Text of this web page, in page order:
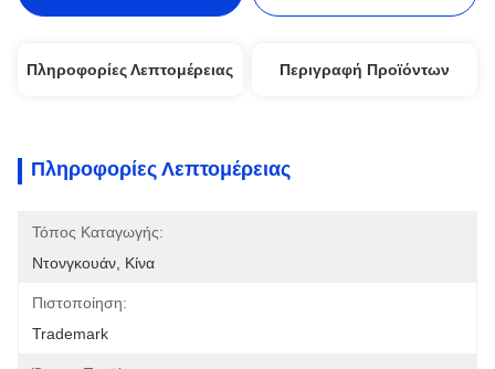
Πληροφορίες Λεπτομέρειας Περιγραφή Προϊόντων
Πληροφορίες Λεπτομέρειας
Τόπος Καταγωγής:
Ντονγκουάν, Κίνα
Πιστοποίηση:
Trademark